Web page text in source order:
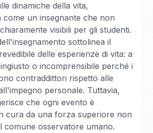
dinamiche della vita,
come un insegnante che non
visibili per gli studenti.
sottolinea il
delle esperienze di vita: a
o incomprensibile perché i
contraddittori rispetto alle
personale. Tuttavia,
che ogni evento è
cura da una forza superiore non
comune osservatore umano.